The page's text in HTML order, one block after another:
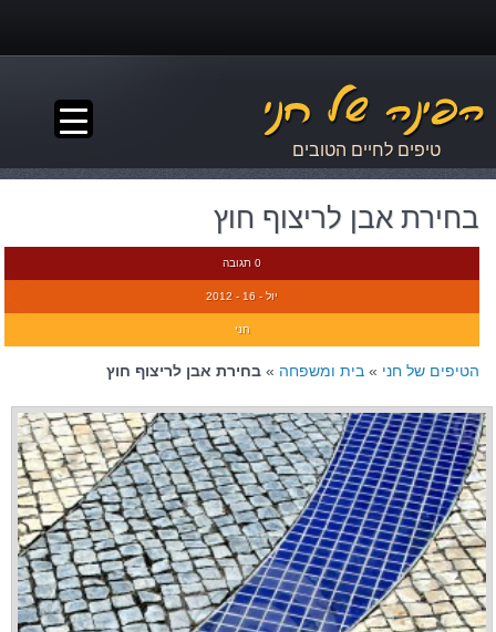
טיפים לחיים הטובים
בחירת אבן לריצוף חוץ
0 תגובה
יול - 16 - 2012
חני
הטיפים של חני » בית ומשפחה » בחירת אבן לריצוף חוץ